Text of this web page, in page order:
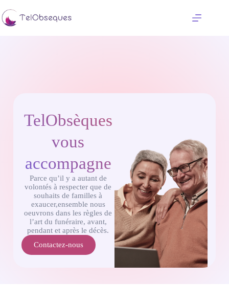
TelObsèques
vous
accompagne
Parce qu’il y a autant de
volontés à respecter que de
souhaits de familles à
exaucer,ensemble nous
oeuvrons dans les règles de
l’art du funéraire, avant,
pendant et après le décès.
Contactez-nous